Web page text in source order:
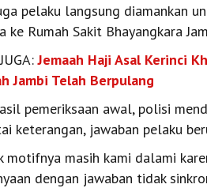
pelaku langsung diamankan
ke Rumah Sakit Bhayangkara
Jemaah Haji Asal Kerinci
Jambi Telah Berpulang
pemeriksaan awal, polisi
keterangan, jawaban pelaku
motifnya masih kami dalami
dengan jawaban tidak